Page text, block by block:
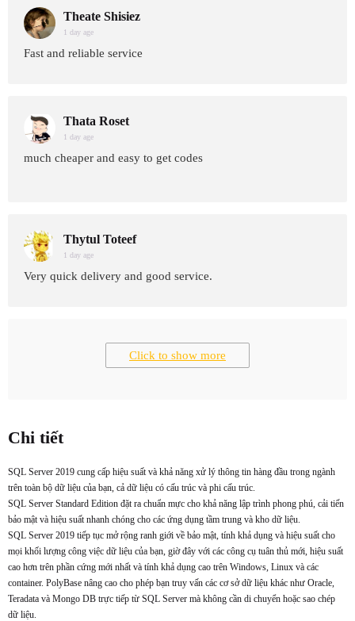
Theate Shisiez
1 day age
Fast and reliable service
Thata Roset
1 day age
much cheaper and easy to get codes
Thytul Toteef
1 day age
Very quick delivery and good service.
Click to show more
Chi tiết
SQL Server 2019 cung cấp hiệu suất và khả năng xử lý thông tin hàng đầu trong ngành
trên toàn bộ dữ liệu của bạn, cả dữ liệu có cấu trúc và phi cấu trúc.
SQL Server Standard Edition đặt ra chuẩn mực cho khả năng lập trình phong phú, cải tiến
bảo mật và hiệu suất nhanh chóng cho các ứng dụng tầm trung và kho dữ liệu.
SQL Server 2019 tiếp tục mở rộng ranh giới về bảo mật, tính khả dụng và hiệu suất cho
mọi khối lượng công việc dữ liệu của bạn, giờ đây với các công cụ tuân thủ mới, hiệu suất
cao hơn trên phần cứng mới nhất và tính khả dụng cao trên Windows, Linux và các
container. PolyBase nâng cao cho phép bạn truy vấn các cơ sở dữ liệu khác như Oracle,
Teradata và Mongo DB trực tiếp từ SQL Server mà không cần di chuyển hoặc sao chép
dữ liệu.